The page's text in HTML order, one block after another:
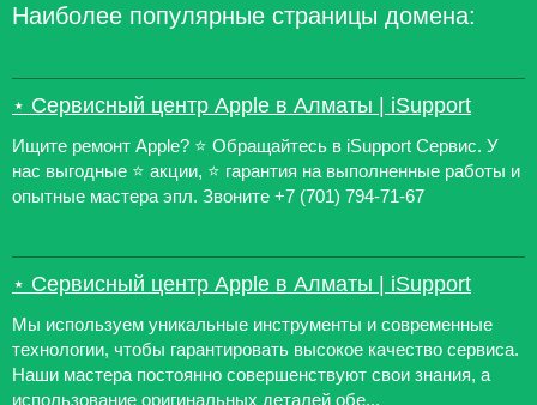
Наиболее популярные страницы домена:
⋆ Сервисный центр Apple в Алматы | iSupport
Ищите ремонт Apple? ⭐️ Обращайтесь в iSupport Сервис. У
нас выгодные ⭐️ акции, ⭐️ гарантия на выполненные работы и
опытные мастера эпл. Звоните +7 (701) 794-71-67
⋆ Сервисный центр Apple в Алматы | iSupport
Мы используем уникальные инструменты и современные
технологии, чтобы гарантировать высокое качество сервиса.
Наши мастера постоянно совершенствуют свои знания, а
использование оригинальных деталей обе...